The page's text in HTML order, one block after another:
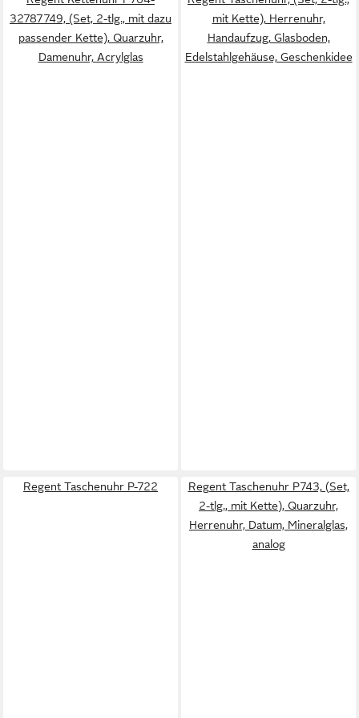
32787749, (Set, 2-tlg., mit dazu
passender Kette), Quarzuhr,
Damenuhr, Acrylglas
mit Kette), Herrenuhr,
Handaufzug, Glasboden,
Edelstahlgehäuse, Geschenkidee
Regent Taschenuhr P-722
Regent Taschenuhr P743, (Set,
2-tlg., mit Kette), Quarzuhr,
Herrenuhr, Datum, Mineralglas,
analog